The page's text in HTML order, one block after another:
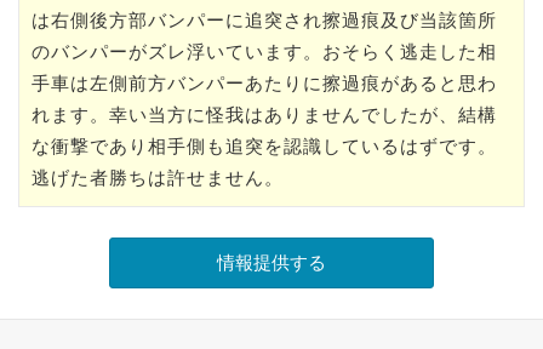
は右側後方部バンパーに追突され擦過痕及び当該箇所
のバンパーがズレ浮いています。おそらく逃走した相
手車は左側前方バンパーあたりに擦過痕があると思わ
れます。幸い当方に怪我はありませんでしたが、結構
な衝撃であり相手側も追突を認識しているはずです。
逃げた者勝ちは許せません。